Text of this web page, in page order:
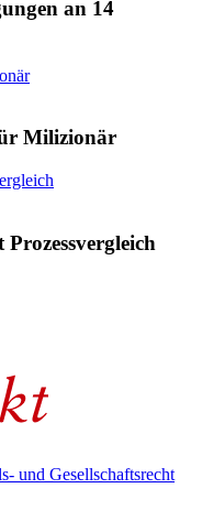
an 14
Milizionär
und Gesellschaftsrecht